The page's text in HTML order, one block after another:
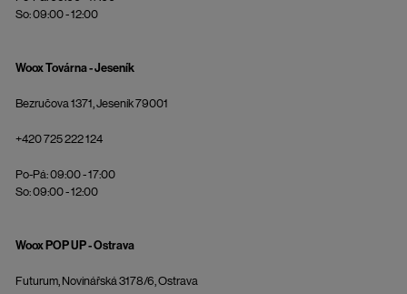
So: 09:00 - 12:00
Woox Továrna - Jeseník
Bezručova 1371, Jeseník 79001
+420 725 222 124
Po-Pá: 09:00 - 17:00
So: 09:00 - 12:00
Woox POP UP - Ostrava
Futurum, Novinářská 3178/6, Ostrava